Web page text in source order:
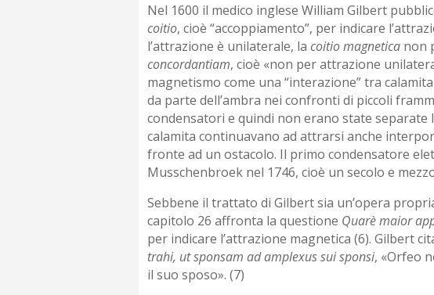
Nel 1600 il medico inglese William Gilbert
coitio, cioè “accoppiamento”, per indicare
l’attrazione è unilaterale, la coitio magneticanon
concordantiam, cioè «non per attrazione
magnetismo come una “interazione” tra
da parte dell’ambra nei confronti di piccoli
condensatori e quindi non erano state
calamita continuavano ad attrarsi anche
fronte ad un ostacolo. Il primo condensatore
Musschenbroek nel 1746, cioè un secolo e
Sebbene il trattato di Gilbert sia un’opera
capitolo 26 affronta la questione Quarè maior
per indicare l’attrazione magnetica (6). Gilbert
trahi, ut sponsam ad amplexus sui sponsi, «Orfeo
il suo sposo». (7)